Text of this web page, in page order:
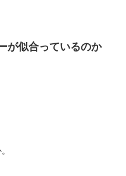
が似合っているのか